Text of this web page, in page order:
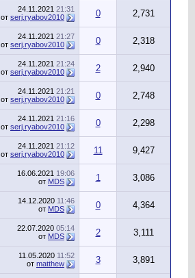
24.11.2021 21:31
от serj.ryabov2010 0 2,731
24.11.2021 21:27
от serj.ryabov2010 0 2,318
24.11.2021 21:24
от serj.ryabov2010 2 2,940
24.11.2021 21:21
от serj.ryabov2010 0 2,748
24.11.2021 21:16
от serj.ryabov2010 0 2,298
24.11.2021 21:12
от serj.ryabov2010 11 9,427
16.06.2021 19:06
от MDS 1 3,086
14.12.2020 11:46
от MDS 0 4,364
22.07.2020 05:14
от MDS 2 3,111
11.05.2020 11:52
от matthew 3 3,891